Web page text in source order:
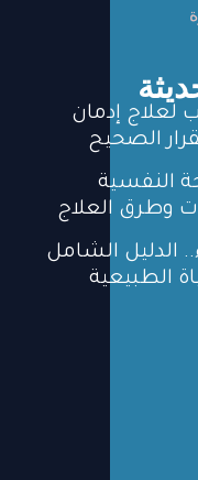
لعلاج إدمان
الصحيح
النفسية
وطرق العلاج
الدليل الشامل
الطبيعية